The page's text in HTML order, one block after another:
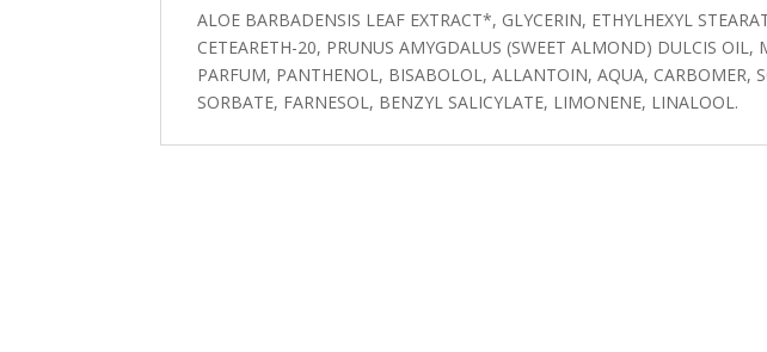
ALOE BARBADENSIS LEAF EXTRACT*, GLYCERIN, ETHYLHEXYL
CETEARETH-20, PRUNUS AMYGDALUS (SWEET ALMOND) DULCIS
PARFUM, PANTHENOL, BISABOLOL, ALLANTOIN, AQUA, CARBOMER,
SORBATE, FARNESOL, BENZYL SALICYLATE, LIMONENE, LINALOOL.